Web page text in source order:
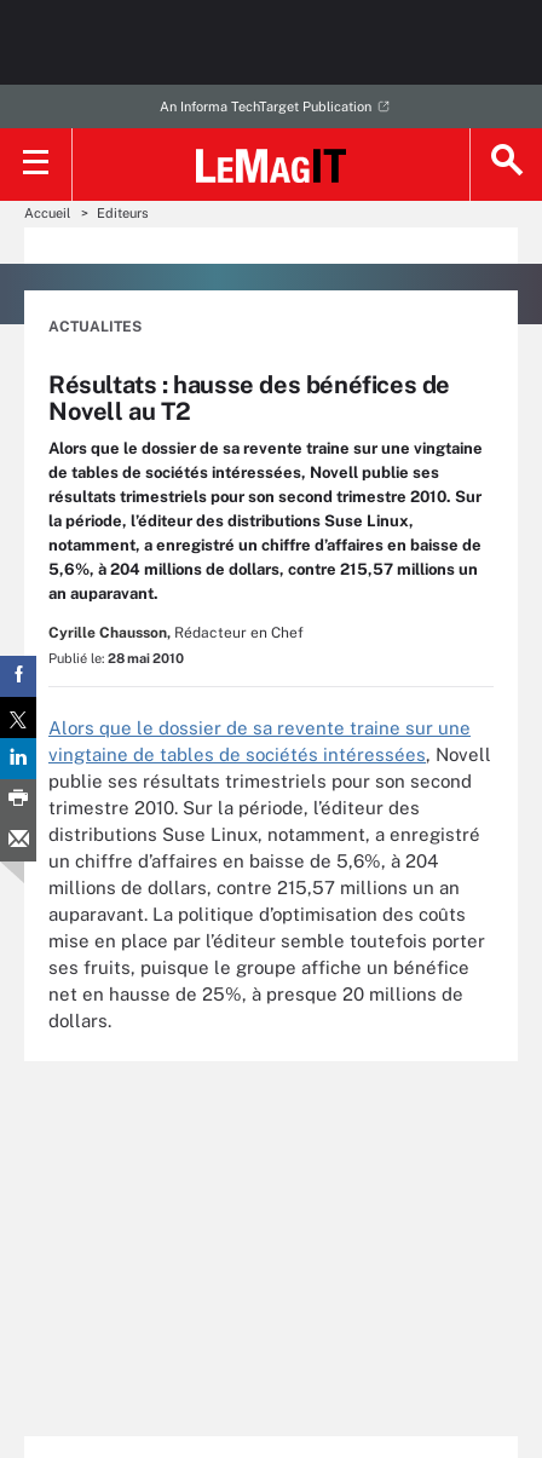
An Informa TechTarget Publication
Accueil Editeurs
ACTUALITES
Résultats : hausse des bénéfices de
Novell au T2
Alors que le dossier de sa revente traine sur une vingtaine
de tables de sociétés intéressées, Novell publie ses
résultats trimestriels pour son second trimestre 2010. Sur
la période, l’éditeur des distributions Suse Linux,
notamment, a enregistré un chiffre d’affaires en baisse de
5,6%, à 204 millions de dollars, contre 215,57 millions un
an auparavant.
Cyrille Chausson, Rédacteur en Chef
Publié le: 28 mai 2010
Alors que le dossier de sa revente traine sur une
vingtaine de tables de sociétés intéressées, Novell
publie ses résultats trimestriels pour son second
trimestre 2010. Sur la période, l’éditeur des
distributions Suse Linux, notamment, a enregistré
un chiffre d’affaires en baisse de 5,6%, à 204
millions de dollars, contre 215,57 millions un an
auparavant. La politique d’optimisation des coûts
mise en place par l’éditeur semble toutefois porter
ses fruits, puisque le groupe affiche un bénéfice
net en hausse de 25%, à presque 20 millions de
dollars.